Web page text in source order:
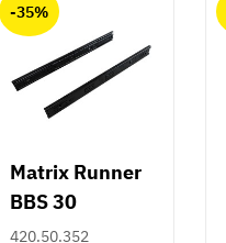
-35%
Matrix Runner
BBS 30
kugleudtræk -
420.50.352